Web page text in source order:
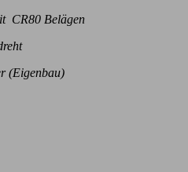
CR80 Belägen
(Eigenbau)